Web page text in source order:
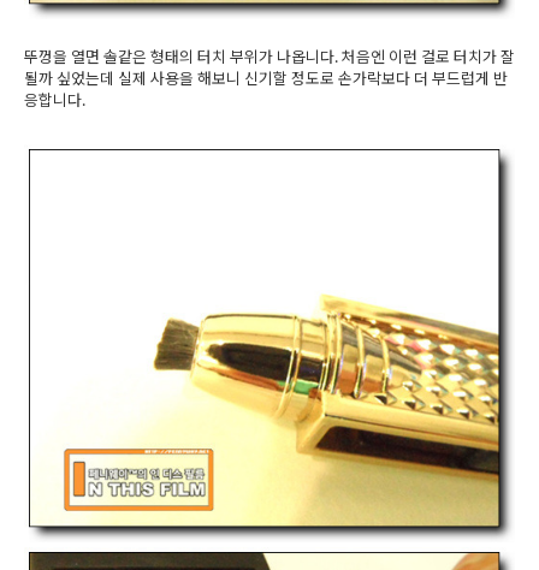
뚜껑을 열면 솔같은 형태의 터치 부위가 나옵니다. 처음엔 이런 걸로 터치가 잘
될까 싶었는데 실제 사용을 해보니 신기할 정도로 손가락보다 더 부드럽게 반
응합니다.